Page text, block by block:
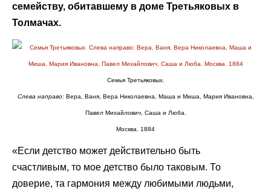
семейству, обитавшему в доме Третьяковых в
Толмачах.
Семья Третьяковых.
Слева направо:Вера, Ваня, Вера Николаевна, Маша и Миша, Мария Ивановна,
Павел Михайлович, Саша и Люба.
Москва. 1884
«Если детство может действительно быть
счастливым, то мое детство было таковым. То
доверие, та гармония между любимыми людьми,